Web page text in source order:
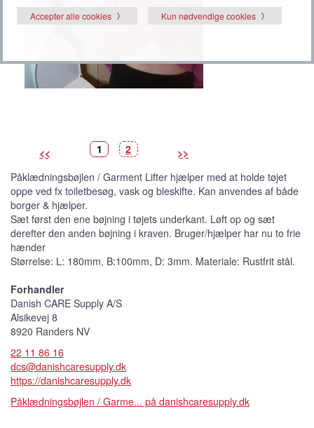
<< >>
B
i
e
d
e
1V
s
t
b
i
e
d
e
)
B
i
e
d
e
2
Påklædningsbøjlen / Garment Lifter hjælper med at holde tøjet
oppe ved fx toiletbesøg, vask og bleskifte. Kan anvendes af både
borger & hjælper.
Sæt først den ene bøjning i tøjets underkant. Løft op og sæt
derefter den anden bøjning i kraven. Bruger/hjælper har nu to frie
hænder
Størrelse: L: 180mm, B:100mm, D: 3mm. Materiale: Rustfrit stål.
Forhandler
Danish CARE Supply A/S
Alsikevej 8
8920 Randers NV
22 11 86 16
dcs@danishcaresupply.dk
https://danishcaresupply.dk
Påklædningsbøjlen / Garme... på danishcaresupply.dk
Accepter alle cookies
Kun nødvendige cookies